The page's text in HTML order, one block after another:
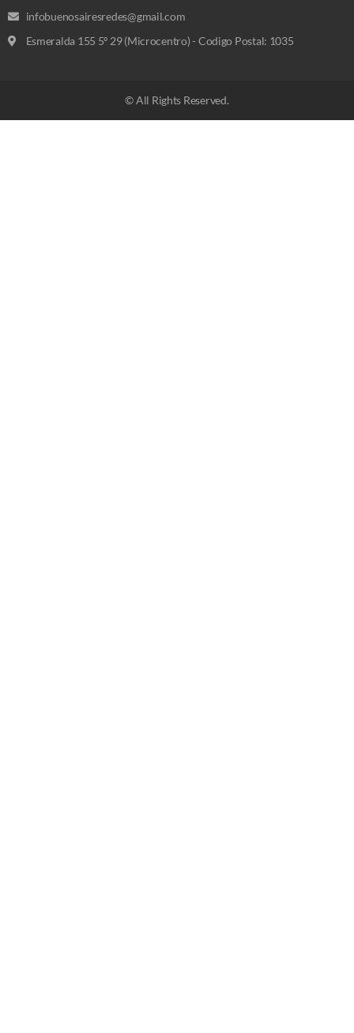
infobuenosairesredes@gmail.com
Esmeralda 155 5º 29 (Microcentro) - Codigo Postal: 1035
© All Rights Reserved.